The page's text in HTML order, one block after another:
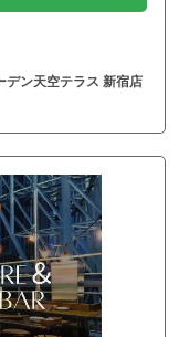
デン天空テラス 新宿店